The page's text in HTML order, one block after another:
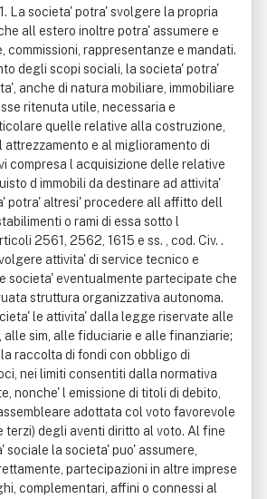
La societa' potra' svolgere la propria
all estero inoltre potra' assumere e
commissioni, rappresentanze e mandati.
degli scopi sociali, la societa' potra'
anche di natura mobiliare, immobiliare
ritenuta utile, necessaria e
quelle relative alla costruzione,
attrezzamento e al miglioramento di
compresa l acquisizione delle relative
d immobili da destinare ad attivita'
potra' altresi' procedere all affitto dell
o rami di essa sotto l
2561, 2562, 1615 e ss. , cod. Civ. .
attivita' di service tecnico e
societa' eventualmente partecipate che
struttura organizzativa autonoma.
le attivita' dalla legge riservate alle
alle sim, alle fiduciarie e alle finanziarie;
raccolta di fondi con obbligo di
nei limiti consentiti dalla normativa
nonche' l emissione di titoli di debito,
adottata col voto favorevole
terzi) degli aventi diritto al voto. Al fine
sociale la societa' puo' assumere,
partecipazioni in altre imprese
complementari, affini o connessi al